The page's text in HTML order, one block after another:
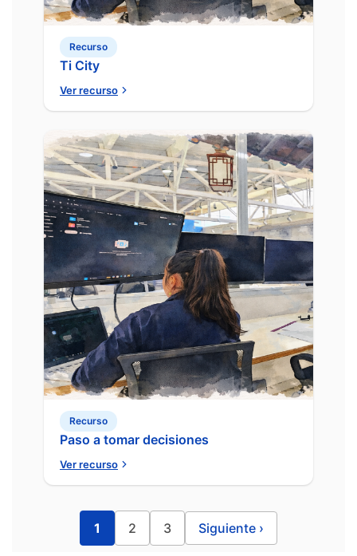
Recurso
Ti City
Ver recurso
Recurso
Paso a tomar decisiones
Ver recurso
1 2 3 Siguiente ›